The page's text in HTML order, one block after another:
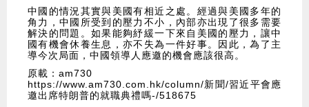
中國的情況其實與美國有相近之處。經過與美國多年的
角力，中國所受到的壓力不小，內部亦出現了很多需要
解決的問題。如果能夠紓緩一下來自美國的壓力，讓中
國有機會休養生息，亦不失為一件好事。因此，為了主
導今次局面，中國領導人應邀的機會應該很高。
原載：am730
https://www.am730.com.hk/column/新聞/習近平會應
邀出席特朗普的就職典禮嗎-/518675